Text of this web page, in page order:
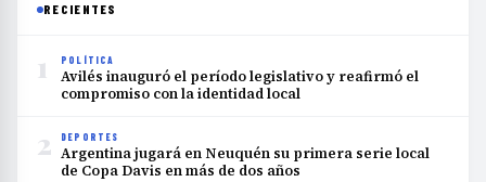
RECIENTES
1 POLÍTICA
Avilés inauguró el período legislativo y reafirmó el
compromiso con la identidad local
2 DEPORTES
Argentina jugará en Neuquén su primera serie local
de Copa Davis en más de dos años